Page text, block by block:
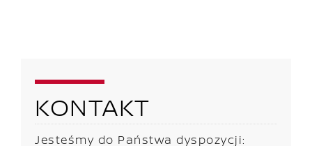
KONTAKT
Jesteśmy do Państwa dyspozycji: